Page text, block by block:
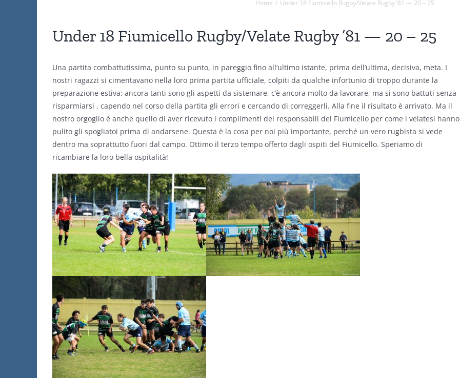
Home Under 18 Fiumicello Rugby/Velate Rugby ’81 — 20 – 25
Under 18 Fiumicello Rugby/Velate Rugby ’81 — 20 – 25
Una partita combattutissima, punto su punto, in pareggio fino all’ultimo istante, prima dell’ultima, decisiva, meta. I
nostri ragazzi si cimentavano nella loro prima partita ufficiale, colpiti da qualche infortunio di troppo durante la
preparazione estiva: ancora tanti sono gli aspetti da sistemare, c’è ancora molto da lavorare, ma si sono battuti senza
risparmiarsi , capendo nel corso della partita gli errori e cercando di correggerli. Alla fine il risultato è arrivato. Ma il
nostro orgoglio è anche quello di aver ricevuto i complimenti dei responsabili del Fiumicello per come i velatesi hanno
pulito gli spogliatoi prima di andarsene. Questa è la cosa per noi più importante, perché un vero rugbista si vede
dentro ma soprattutto fuori dal campo. Ottimo il terzo tempo offerto dagli ospiti del Fiumicello. Speriamo di
ricambiare la loro bella ospitalità!